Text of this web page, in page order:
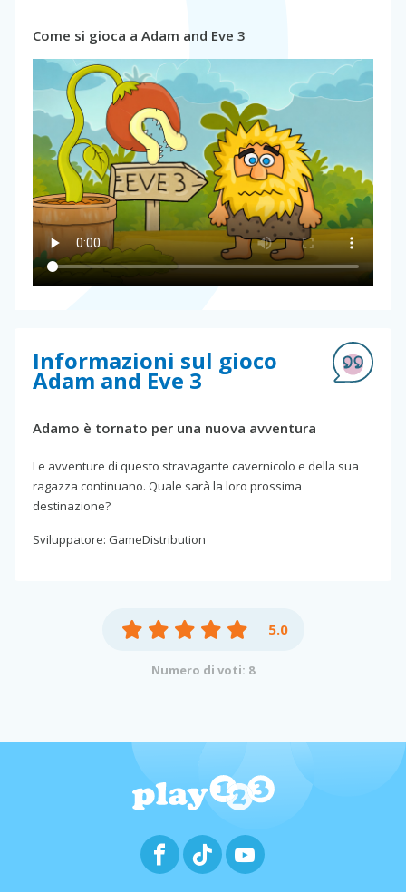
Come si gioca a Adam and Eve 3
Informazioni sul gioco
Adam and Eve 3
Adamo è tornato per una nuova avventura
Le avventure di questo stravagante cavernicolo e della sua
ragazza continuano. Quale sarà la loro prossima
destinazione?
Sviluppatore: GameDistribution
5.0
Numero di voti: 8